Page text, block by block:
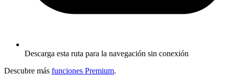
Descarga esta ruta para la navegación sin conexión
Descubre más funciones Premium.